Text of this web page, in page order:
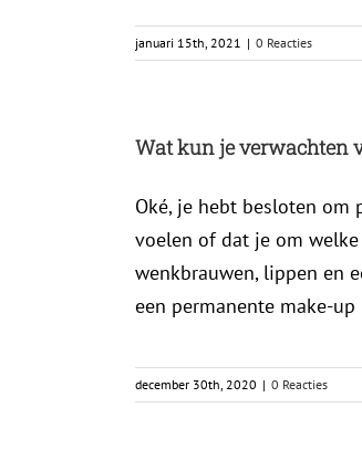
januari 15th, 2021 | 0 Reacties
Wat kun je verwachten
Oké, je hebt besloten
voelen of dat je om
wenkbrauwen, lippen en
een permanente make-
december 30th, 2020 | 0 Reacties